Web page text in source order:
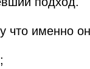
что именно